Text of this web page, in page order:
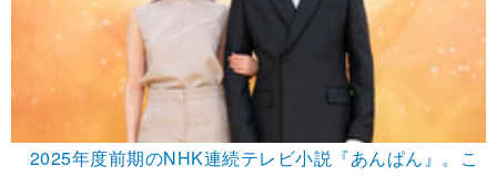
2025年度前期のNHK連続テレビ小説『あんぱん』。こ